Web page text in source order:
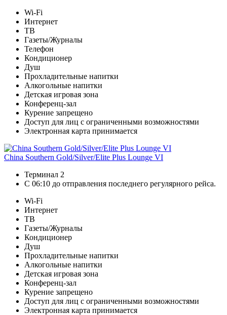
Wi-Fi
Интернет
ТВ
Газеты/Журналы
Телефон
Кондиционер
Душ
Прохладительные напитки
Алкогольные напитки
Детская игровая зона
Конференц-зал
Курение запрещено
Доступ для лиц с ограниченными возможностями
Электронная карта принимается
China Southern Gold/Silver/Elite Plus Lounge VI
Терминал 2
С 06:10 до отправления последнего регулярного рейса.
Wi-Fi
Интернет
ТВ
Газеты/Журналы
Кондиционер
Душ
Прохладительные напитки
Алкогольные напитки
Детская игровая зона
Конференц-зал
Курение запрещено
Доступ для лиц с ограниченными возможностями
Электронная карта принимается